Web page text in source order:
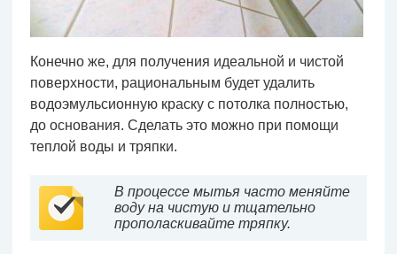
Конечно же, для получения идеальной и чистой
поверхности, рациональным будет удалить
водоэмульсионную краску с потолка полностью,
до основания. Сделать это можно при помощи
теплой воды и тряпки.
В процессе мытья часто меняйте
воду на чистую и тщательно
прополаскивайте тряпку.